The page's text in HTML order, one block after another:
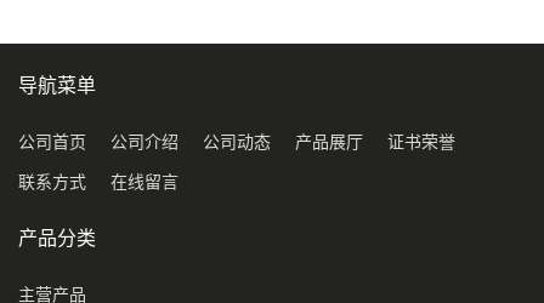
导航菜单
公司首页 公司介绍 公司动态 产品展厅 证书荣誉
联系方式 在线留言
产品分类
主营产品